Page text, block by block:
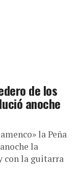
de los
anoche
la Peña
la
con la guitarra